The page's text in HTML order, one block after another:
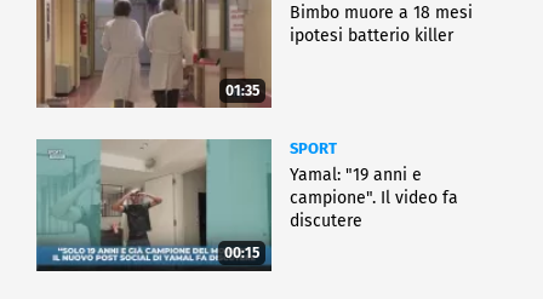
01:35
Bimbo muore a 18 mesi
ipotesi batterio killer
00:15
SPORT
Yamal: "19 anni e
campione". Il video fa
discutere